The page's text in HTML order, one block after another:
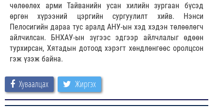
чөлөөлөх арми Тайванийн усан хилийн зургаан бүсэд
өргөн хүрээний цэргийн сургуулилт хийв. Нэнси
Пелосигийн дараа тус аралд АНУ-ын хэд хэдэн төлөөлөгч
айлчилсан. БНХАУ-ын зүгээс эдгээр айлчлалыг өдөөн
турхирсан, Хятадын дотоод хэрэгт хөндлөнгөөс оролцсон
гэж үзэж байна.
Хуваалцах Жиргэх